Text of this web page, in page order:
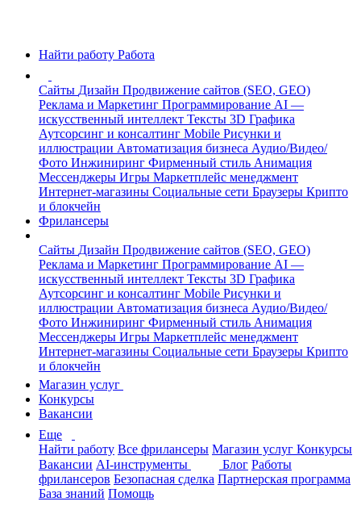
Найти работу Работа
Сайты Дизайн Продвижение сайтов (SEO, GEO)
Реклама и Маркетинг Программирование AI —
искусственный интеллект Тексты 3D Графика
Аутсорсинг и консалтинг Mobile Рисунки и
иллюстрации Автоматизация бизнеса Аудио/Видео/
Фото Инжиниринг Фирменный стиль Анимация
Мессенджеры Игры Маркетплейс менеджмент
Интернет-магазины Социальные сети Браузеры Крипто
и блокчейн
Фрилансеры
Сайты Дизайн Продвижение сайтов (SEO, GEO)
Реклама и Маркетинг Программирование AI —
искусственный интеллект Тексты 3D Графика
Аутсорсинг и консалтинг Mobile Рисунки и
иллюстрации Автоматизация бизнеса Аудио/Видео/
Фото Инжиниринг Фирменный стиль Анимация
Мессенджеры Игры Маркетплейс менеджмент
Интернет-магазины Социальные сети Браузеры Крипто
и блокчейн
Магазин услуг
Конкурсы
Вакансии
Еще
Найти работу Все фрилансеры Магазин услуг Конкурсы
Вакансии AI-инструменты Блог Работы
фрилансеров Безопасная сделка Партнерская программа
База знаний Помощь